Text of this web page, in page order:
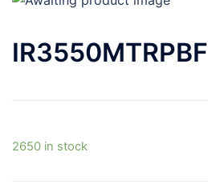
IR3550MTRPBF
2650 in stock